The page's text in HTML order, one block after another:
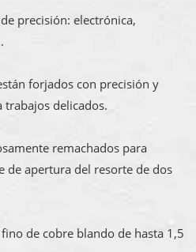
precisión: electrónica,
forjados con precisión y
trabajos delicados.
remachados para
de apertura del resorte de dos
de cobre blando de hasta 1,5